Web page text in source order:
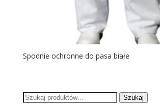
Spodnie ochronne do pasa białe
Szukaj: Szukaj